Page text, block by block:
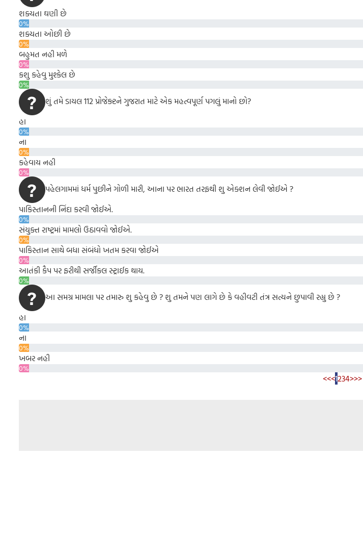
શક્યતા ઘણી છે
0%
શક્યતા ઓછી છે
0%
બહુમત નહી મળે
0%
કશુ કહેવુ મુશ્કેલ છે
0%
શું તમે ડાયલ 112 પ્રોજેક્ટને ગુજરાત માટે એક મહત્વપૂર્ણ પગલું માનો છો?
હા
0%
ના
0%
કહેવાય નહી
0%
પહેલગામમાં ધર્મ પુછીને ગોળી મારી, આના પર ભારત તરફથી શુ એક્શન લેવી જોઈએ ?
પાકિસ્તાનની નિંદા કરવી જોઈએ.
0%
સંયુક્ત રાષ્ટ્રમાં મામલો ઉઠાવવો જોઈએ.
0%
પાકિસ્તાન સાથે બધા સંબંધો ખતમ કરવા જોઈએ
0%
આતંકી કૈપ પર ફરીથી સર્જીકલ સ્ટ્રાઈક થાય.
0%
આ સમગ્ર મામલા પર તમારુ શુ કહેવુ છે ? શુ તમને પણ લાગે છે કે વહીવટી તંત્ર સત્યને છુપાવી રહ્યુ છે ?
હા
0%
ના
0%
ખબર નહી
0%
<<<1234>>>